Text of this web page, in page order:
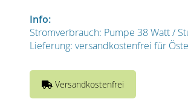
Info:
Stromverbrauch: Pumpe 38 Watt /
Lieferung: versandkostenfrei für
Versandkostenfrei